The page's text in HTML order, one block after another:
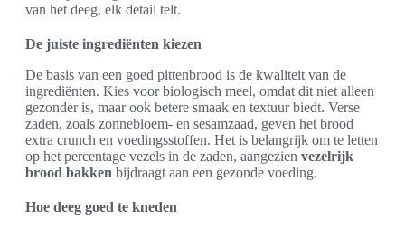
van het deeg, elk detail telt.
De juiste ingrediënten kiezen
De basis van een goed pittenbrood is de kwaliteit van de
ingrediënten. Kies voor biologisch meel, omdat dit niet alleen
gezonder is, maar ook betere smaak en textuur biedt. Verse
zaden, zoals zonnebloem- en sesamzaad, geven het brood
extra crunch en voedingsstoffen. Het is belangrijk om te letten
op het percentage vezels in de zaden, aangezien vezelrijk
brood bakken bijdraagt aan een gezonde voeding.
Hoe deeg goed te kneden